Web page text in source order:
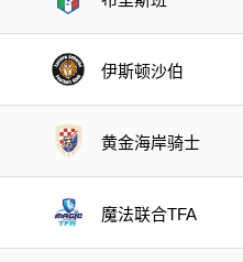
伊斯顿沙伯
黄金海岸骑士
魔法联合TFA